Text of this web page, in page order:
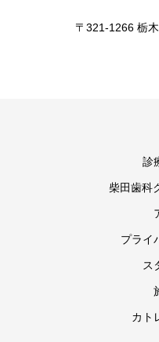
〒321-1266 栃
診
柴田歯科
プライ
ス
カト